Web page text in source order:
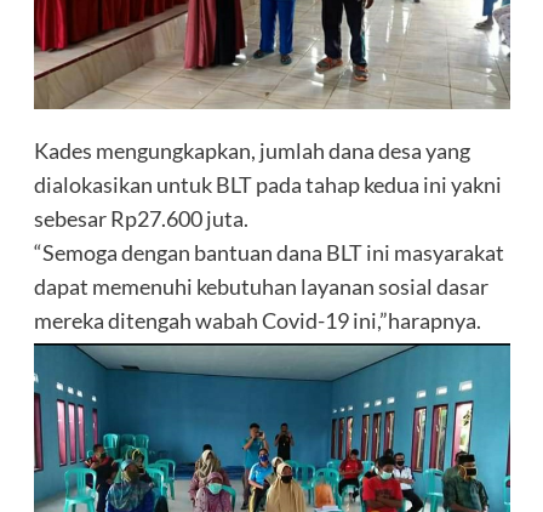
Kades mengungkapkan, jumlah dana desa yang
dialokasikan untuk BLT pada tahap kedua ini yakni
sebesar Rp27.600 juta.
“Semoga dengan bantuan dana BLT ini masyarakat
dapat memenuhi kebutuhan layanan sosial dasar
mereka ditengah wabah Covid-19 ini,”harapnya.